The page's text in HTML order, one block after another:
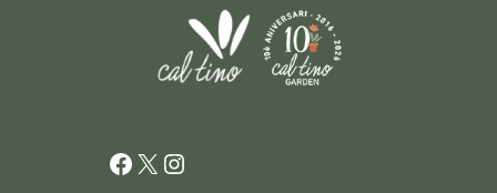
Facebook
X Instagram